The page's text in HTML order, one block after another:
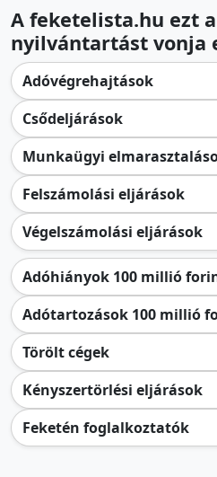
A feketelista.hu ezt
nyilvántartást vonja
Adóvégrehajtások
Csődeljárások
Munkaügyi
Felszámolási eljárások
Végelszámolási eljárások
Adóhiányok 100 millió
Adótartozások 100 millió
Törölt cégek
Kényszertörlési eljárások
Feketén foglalkoztatók